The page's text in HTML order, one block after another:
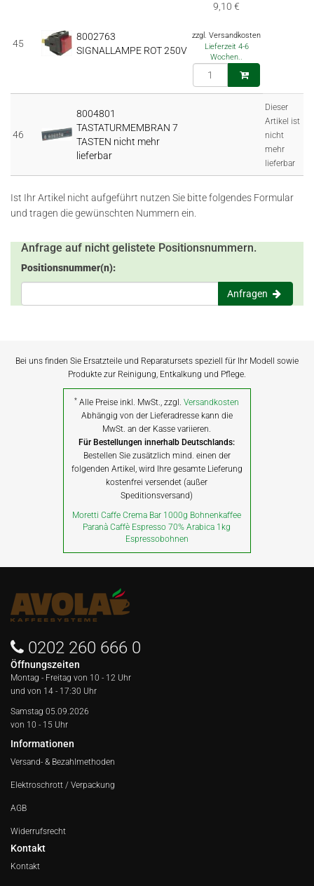
45
8002763
SIGNALLAMPE ROT 250V
9,10 €
zzgl. Versandkosten
Lieferzeit 4-6
Wochen..
46
8004801
TASTATURMEMBRAN 7
TASTEN nicht mehr
lieferbar
Dieser
Artikel ist
nicht
mehr
lieferbar
Ist Ihr Artikel nicht aufgeführt nutzen Sie bitte folgendes Formular
und tragen die gewünschten Nummern ein.
Anfrage auf nicht gelistete Positionsnummern.
Positionsnummer(n):
Anfragen
Bei uns finden Sie Ersatzteile und Reparatursets speziell für Ihr Modell sowie
Produkte zur Reinigung, Entkalkung und Pflege.
* Alle Preise inkl. MwSt., zzgl.Versandkosten
Abhängig von der Lieferadresse kann die
MwSt. an der Kasse variieren.
Für Bestellungen innerhalb Deutschlands:
Bestellen Sie zusätzlich mind. einen der
folgenden Artikel, wird Ihre gesamte Lieferung
kostenfrei versendet (außer
Speditionsversand)
Moretti Caffe Crema Bar 1000g Bohnenkaffee
Paranà Caffè Espresso 70% Arabica 1kg
Espressobohnen
0202 260 666 0
Öffnungszeiten
Montag - Freitag von 10 - 12 Uhr
und von 14 - 17:30 Uhr
Samstag 05.09.2026
von 10 - 15 Uhr
Informationen
Versand- & Bezahlmethoden
Elektroschrott / Verpackung
AGB
Widerrufsrecht
Kontakt
Kontakt